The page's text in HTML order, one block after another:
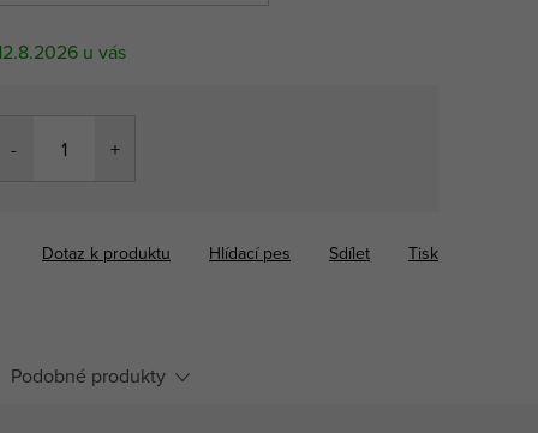
Tisk
Dotaz k produktu Hlídací pes Sdílet
Podobné produkty